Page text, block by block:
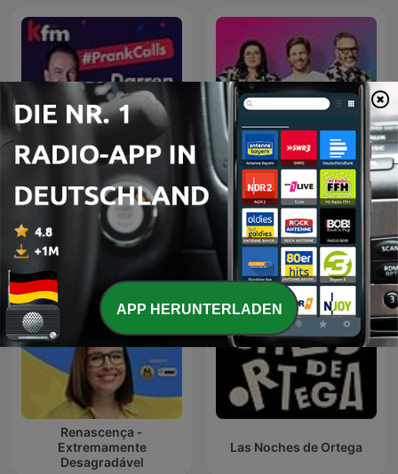
Darren “Whackhead”
Simpson’s prank calls on
Kfm Mornings
Balázsék
Renascença -
Extremamente
Desagradável
Las Noches de Ortega
APP HERUNTERLADEN